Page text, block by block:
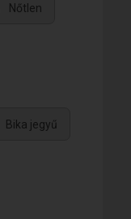
Nőtlen
Bika jegyű